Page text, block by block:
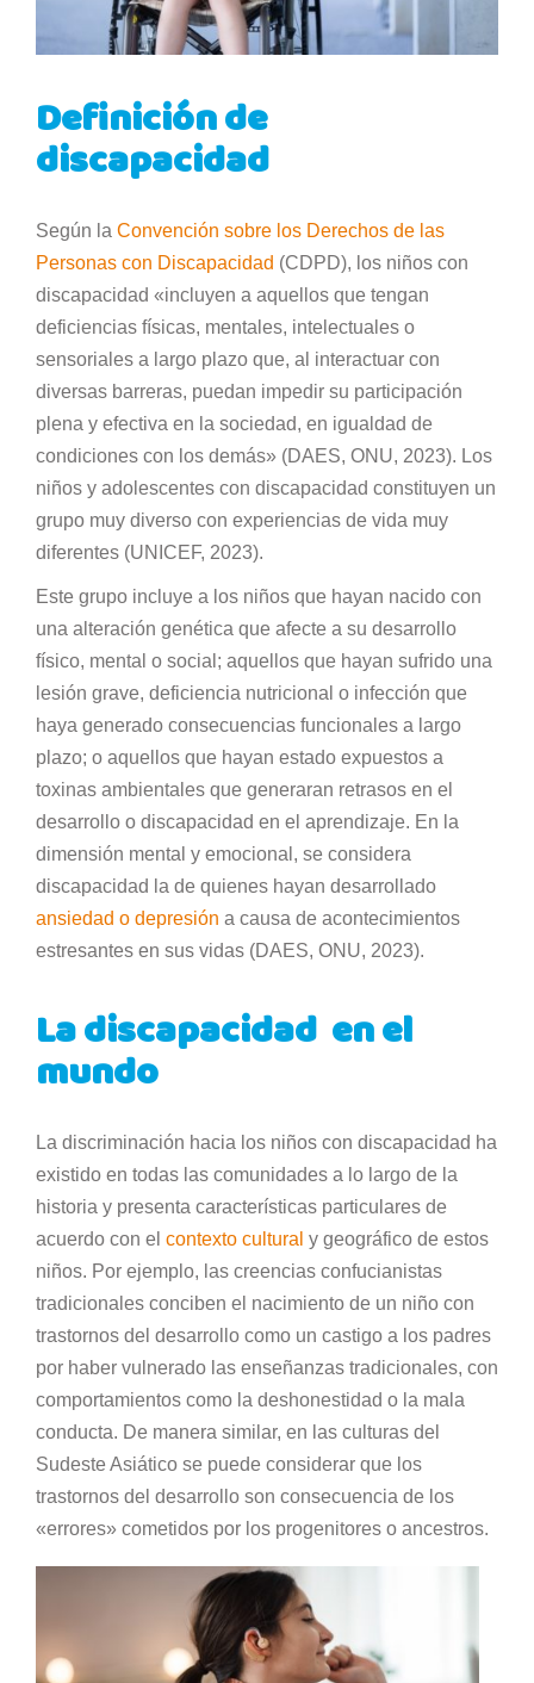
Definición de
discapacidad
Según la Convención sobre los Derechos de las
Personas con Discapacidad (CDPD), los niños con
discapacidad «incluyen a aquellos que tengan
deficiencias físicas, mentales, intelectuales o
sensoriales a largo plazo que, al interactuar con
diversas barreras, puedan impedir su participación
plena y efectiva en la sociedad, en igualdad de
condiciones con los demás» (DAES, ONU, 2023). Los
niños y adolescentes con discapacidad constituyen un
grupo muy diverso con experiencias de vida muy
diferentes (UNICEF, 2023).
Este grupo incluye a los niños que hayan nacido con
una alteración genética que afecte a su desarrollo
físico, mental o social; aquellos que hayan sufrido una
lesión grave, deficiencia nutricional o infección que
haya generado consecuencias funcionales a largo
plazo; o aquellos que hayan estado expuestos a
toxinas ambientales que generaran retrasos en el
desarrollo o discapacidad en el aprendizaje. En la
dimensión mental y emocional, se considera
discapacidad la de quienes hayan desarrollado
ansiedad o depresión a causa de acontecimientos
estresantes en sus vidas (DAES, ONU, 2023).
La discapacidad en el
mundo
La discriminación hacia los niños con discapacidad ha
existido en todas las comunidades a lo largo de la
historia y presenta características particulares de
acuerdo con el contexto cultural y geográfico de estos
niños. Por ejemplo, las creencias confucianistas
tradicionales conciben el nacimiento de un niño con
trastornos del desarrollo como un castigo a los padres
por haber vulnerado las enseñanzas tradicionales, con
comportamientos como la deshonestidad o la mala
conducta. De manera similar, en las culturas del
Sudeste Asiático se puede considerar que los
trastornos del desarrollo son consecuencia de los
«errores» cometidos por los progenitores o ancestros.